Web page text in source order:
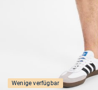
Wenige verfügbar